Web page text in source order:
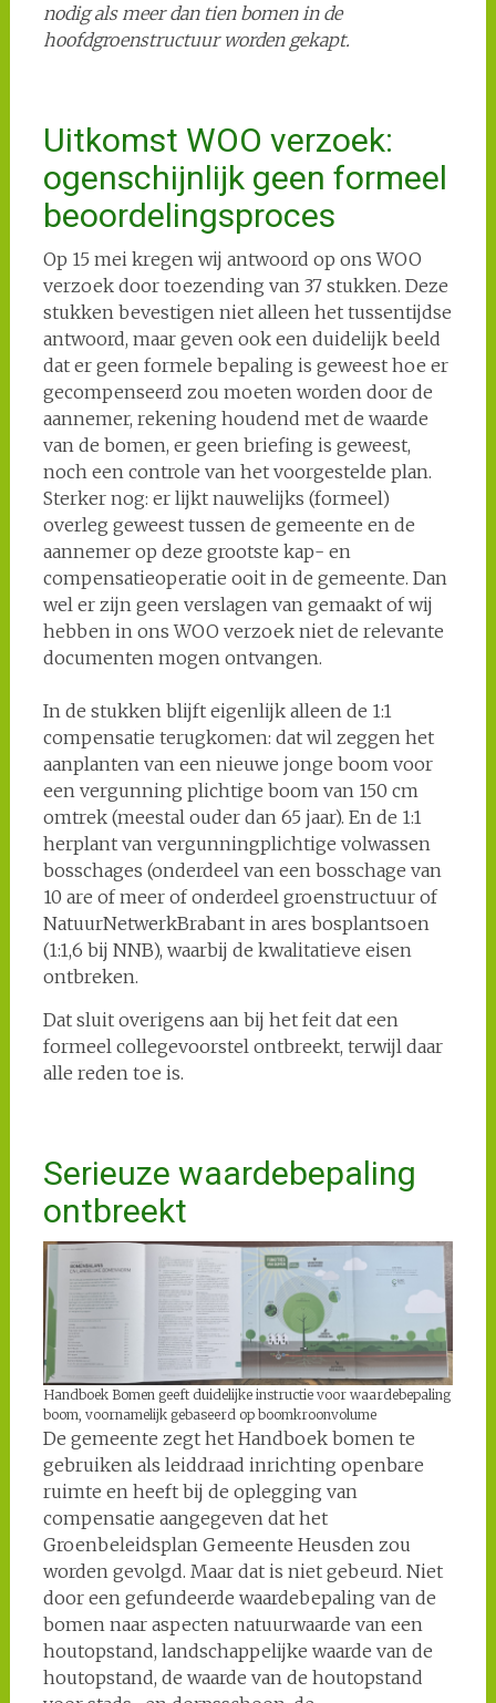
nodig als meer dan tien bomen in de
hoofdgroenstructuur worden gekapt.
Uitkomst WOO verzoek:
ogenschijnlijk geen formeel
beoordelingsproces
Op 15 mei kregen wij antwoord op ons WOO
verzoek door toezending van 37 stukken. Deze
stukken bevestigen niet alleen het tussentijdse
antwoord, maar geven ook een duidelijk beeld
dat er geen formele bepaling is geweest hoe er
gecompenseerd zou moeten worden door de
aannemer, rekening houdend met de waarde
van de bomen, er geen briefing is geweest,
noch een controle van het voorgestelde plan.
Sterker nog: er lijkt nauwelijks (formeel)
overleg geweest tussen de gemeente en de
aannemer op deze grootste kap- en
compensatieoperatie ooit in de gemeente. Dan
wel er zijn geen verslagen van gemaakt of wij
hebben in ons WOO verzoek niet de relevante
documenten mogen ontvangen.
In de stukken blijft eigenlijk alleen de 1:1
compensatie terugkomen: dat wil zeggen het
aanplanten van een nieuwe jonge boom voor
een vergunning plichtige boom van 150 cm
omtrek (meestal ouder dan 65 jaar). En de 1:1
herplant van vergunningplichtige volwassen
bosschages (onderdeel van een bosschage van
10 are of meer of onderdeel groenstructuur of
NatuurNetwerkBrabant in ares bosplantsoen
(1:1,6 bij NNB), waarbij de kwalitatieve eisen
ontbreken.
Dat sluit overigens aan bij het feit dat een
formeel collegevoorstel ontbreekt, terwijl daar
alle reden toe is.
Serieuze waardebepaling
ontbreekt
Handboek Bomen geeft duidelijke instructie voor waardebepaling
boom, voornamelijk gebaseerd op boomkroonvolume
De gemeente zegt het Handboek bomen te
gebruiken als leiddraad inrichting openbare
ruimte en heeft bij de oplegging van
compensatie aangegeven dat het
Groenbeleidsplan Gemeente Heusden zou
worden gevolgd. Maar dat is niet gebeurd. Niet
door een gefundeerde waardebepaling van de
bomen naar aspecten natuurwaarde van een
houtopstand, landschappelijke waarde van de
houtopstand, de waarde van de houtopstand